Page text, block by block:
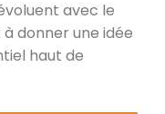
avec le
donner une idée
haut de